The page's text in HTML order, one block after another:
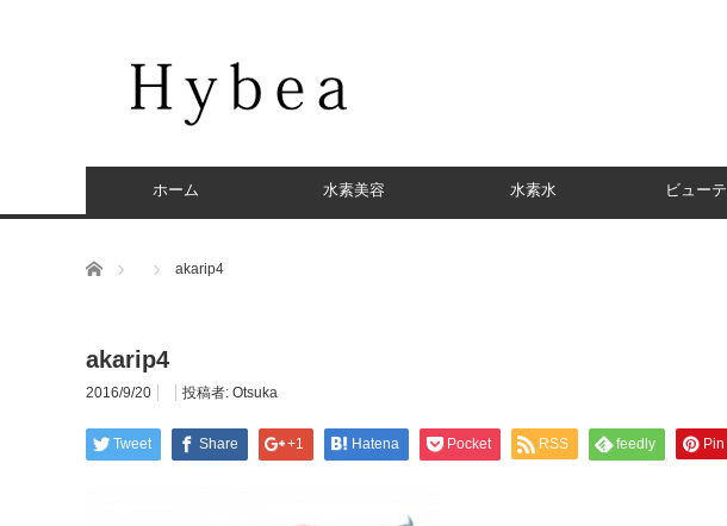
ホーム 水素美容 水素水 ビュー
ホーム akarip4
akarip4
2016/9/20 投稿者: Otsuka
Tweet Share +1 Hatena Pocket RSS feedly